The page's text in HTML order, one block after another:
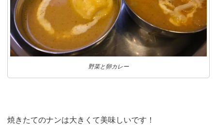
野菜と卵カレー
焼きたてのナンは大きくて美味しいです！